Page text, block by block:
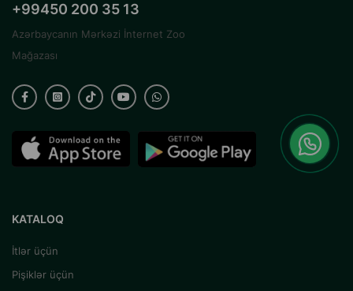
+99450 200 35 13
Azərbaycanın Mərkəzi İnternet Zoo
Mağazası
KATALOQ
İtlər üçün
Pişiklər üçün